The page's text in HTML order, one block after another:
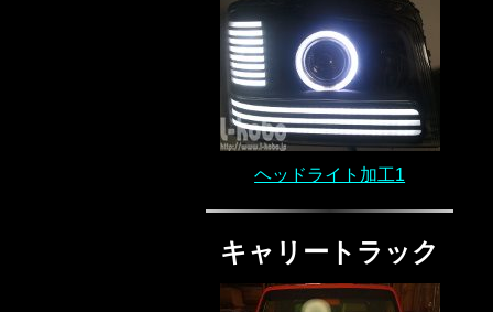
ヘッドライト加工1
キャリートラック